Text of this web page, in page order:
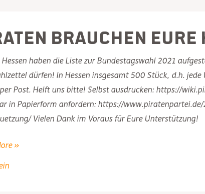
brauchen Eure
haben die Liste zur Bundestagswahl 2021
dürfen! In Hessen insgesamt 500 Stück, d.h.
Post. Helft uns bitte! Selbst ausdrucken: https://
in Papierform anfordern: https://
Vielen Dank im Voraus für Eure Unterstützung!
»